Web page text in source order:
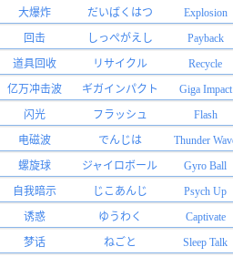
大爆炸 だいばくはつ
Explosion
回击 しっぺがえし
Payback
道具回收 リサイクル
Recycle
亿万冲击波 ギガインパクト
Giga Impact
闪光 フラッシュ
Flash
电磁波 でんじは
Thunder
螺旋球 ジャイロボール
Gyro Ball
自我暗示 じこあんじ
Psych Up
诱惑 ゆうわく
Captivate
梦话 ねごと
Sleep Talk